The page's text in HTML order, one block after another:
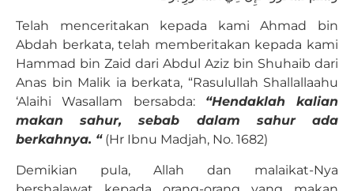
Telah menceritakan kepada kami Ahmad bin
Abdah berkata, telah memberitakan kepada kami
Hammad bin Zaid dari Abdul Aziz bin Shuhaib dari
Anas bin Malik ia berkata, “Rasulullah Shallallaahu
‘Alaihi Wasallam bersabda: “Hendaklah kalian
makan sahur, sebab dalam sahur ada
berkahnya. “(Hr Ibnu Madjah, No. 1682)
Demikian pula, Allah dan malaikat-Nya